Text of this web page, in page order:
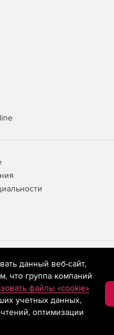
store.softline.ru
на основе сбора,
сведений,
сети «Интернет»,
Российской
данный веб-сайт,
что группа компаний
файлы «cookie»
учетных данных,
оптимизации